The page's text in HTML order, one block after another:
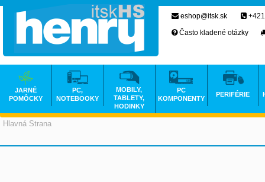
Hlavná Strana
eshop@itsk.sk
Často kladené otázky
JARNÉ
POMÔCKY
PC,
NOTEBOOKY
MOBILY,
TABLETY,
HODINKY
PC
KOMPONENTY
PERIFÉRIE